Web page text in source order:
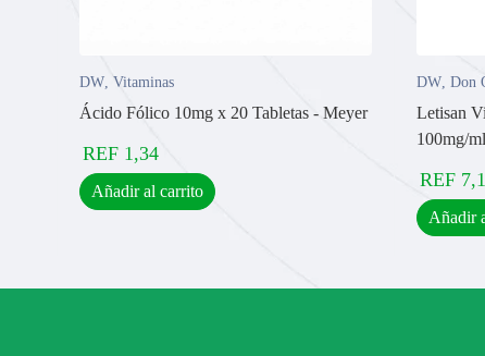
DW, Vitaminas
Ácido Fólico 10mg x 20 Tabletas - Meyer
REF 1,34
Añadir al carrito
DW, Don
Letisan
100mg/
REF
Añadir